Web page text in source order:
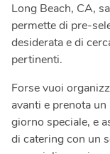
Long Beach, CA,
permette di pre-
desiderata e di
pertinenti.
Forse vuoi
avanti e prenota
giorno speciale, e
di catering con un